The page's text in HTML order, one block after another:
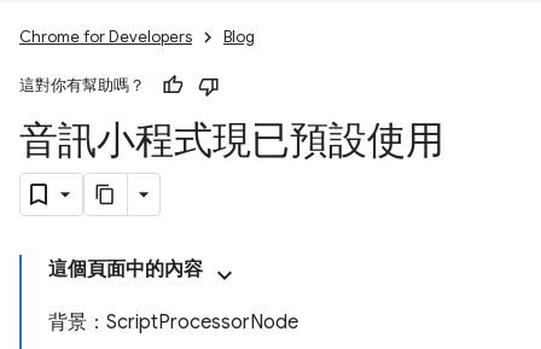
Chrome for Developers Blog
這對你有幫助嗎？
音訊小程式現已預設使用
這個頁面中的內容
背景：ScriptProcessorNode